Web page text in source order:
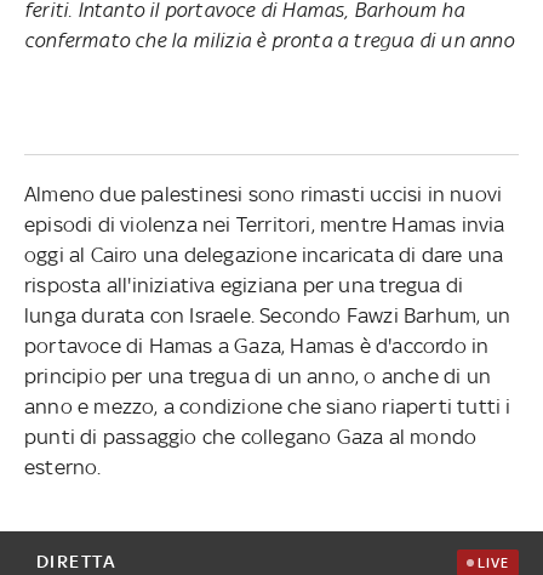
feriti. Intanto il portavoce di Hamas, Barhoum ha
confermato che la milizia è pronta a tregua di un anno
Almeno due palestinesi sono rimasti uccisi in nuovi
episodi di violenza nei Territori, mentre Hamas invia
oggi al Cairo una delegazione incaricata di dare una
risposta all'iniziativa egiziana per una tregua di
lunga durata con Israele. Secondo Fawzi Barhum, un
portavoce di Hamas a Gaza, Hamas è d'accordo in
principio per una tregua di un anno, o anche di un
anno e mezzo, a condizione che siano riaperti tutti i
punti di passaggio che collegano Gaza al mondo
esterno.
DIRETTA LIVE